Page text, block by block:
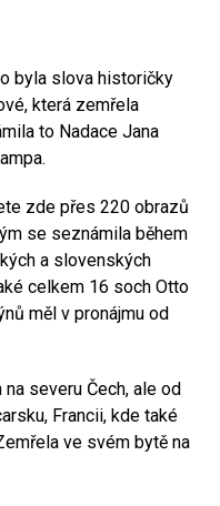
byla slova historičky
která zemřela
to Nadace Jana
zde přes 220 obrazů
se seznámila během
a slovenských
celkem 16 soch Otto
měl v pronájmu od
severu Čech, ale od
Francii, kde také
ve svém bytě na